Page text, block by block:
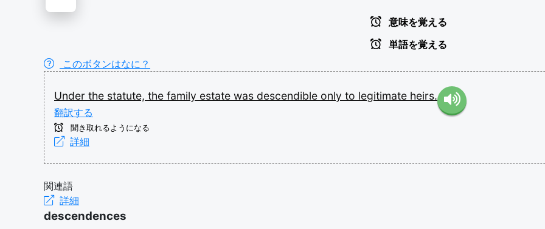
意味を覚える
単語を覚える
このボタンはなに？
Under the statute, the family estate was descendible only to legitimate heirs.
翻訳する
聞き取れるようになる
詳細
関連語
詳細
descendences